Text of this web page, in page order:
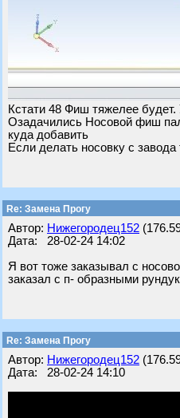
Кстати 48 Фиш тяжелее
Озадачились Носовой фиш
куда добавить
Если делать носовку с
Re: Замена Прогу
Автор: Нижегородец152
Дата: 28-02-24 14:02
Я вот тоже заказывал с
заказал с п- образными
Re: Замена Прогу
Автор: Нижегородец152
Дата: 28-02-24 14:10